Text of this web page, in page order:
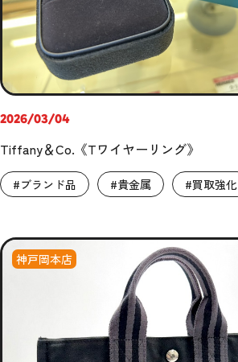
2026/03/04
Tiffany＆Co.《Tワイヤーリング》
#ブランド品 #貴金属 #買取強化
神戸岡本店